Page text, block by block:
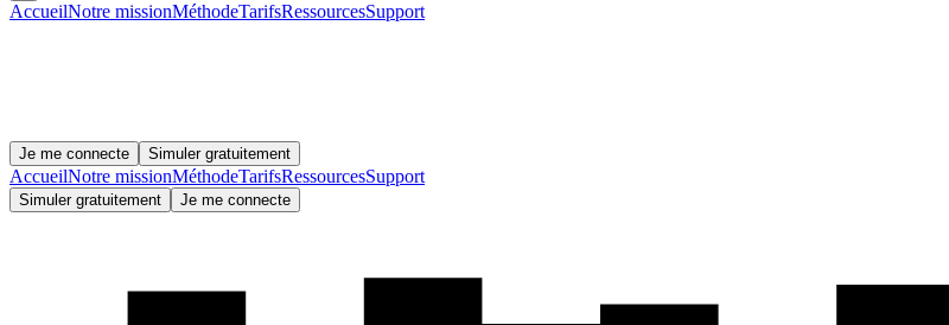
AccueilNotre missionMéthodeTarifsRessourcesSupport
Je me connecte Simuler gratuitement
AccueilNotre missionMéthodeTarifsRessourcesSupport
Simuler gratuitement Je me connecte